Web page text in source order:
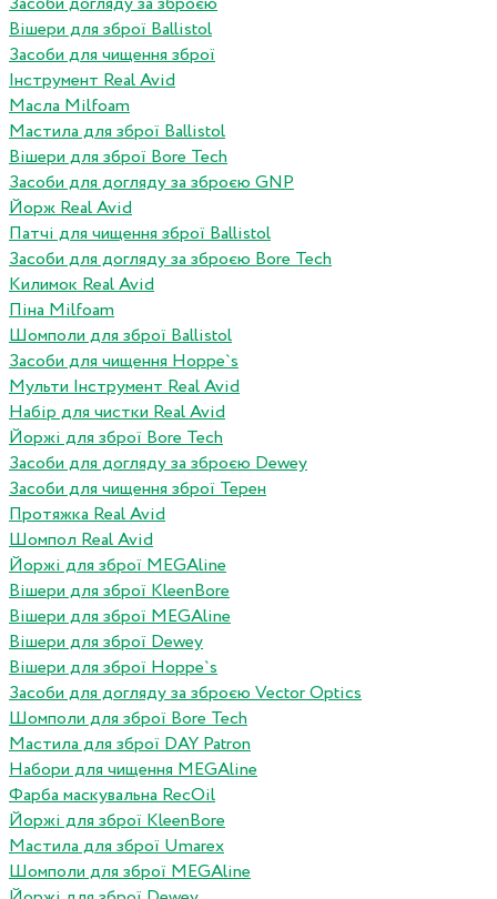
Вішери для зброї Ballistol
Засоби для чищення зброї
Інструмент Real Avid
Масла Milfoam
Мастила для зброї Ballistol
Вішери для зброї Bore Tech
Засоби для догляду за зброєю GNP
Йорж Real Avid
Патчі для чищення зброї Ballistol
Засоби для догляду за зброєю Bore Tech
Килимок Real Avid
Піна Milfoam
Шомполи для зброї Ballistol
Засоби для чищення Hoppe`s
Мульти Інструмент Real Avid
Набір для чистки Real Avid
Йоржі для зброї Bore Tech
Засоби для догляду за зброєю Dewey
Засоби для чищення зброї Терен
Протяжка Real Avid
Шомпол Real Avid
Йоржі для зброї MEGAline
Вішери для зброї KleenBore
Вішери для зброї MEGAline
Вішери для зброї Dewey
Вішери для зброї Hoppe`s
Засоби для догляду за зброєю Vector Optics
Шомполи для зброї Bore Tech
Мастила для зброї DAY Patron
Набори для чищення MEGAline
Фарба маскувальна RecOil
Йоржі для зброї KleenBore
Мастила для зброї Umarex
Шомполи для зброї MEGAline